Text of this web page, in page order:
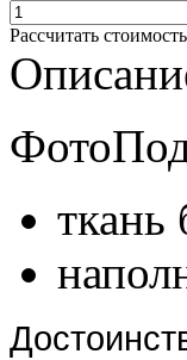
Рассчитать
ткань